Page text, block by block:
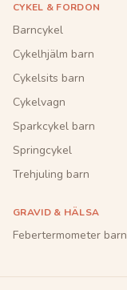
CYKEL & FORDON
Barncykel
Cykelhjälm barn
Cykelsits barn
Cykelvagn
Sparkcykel barn
Springcykel
Trehjuling barn
GRAVID & HÄLSA
Febertermometer barn